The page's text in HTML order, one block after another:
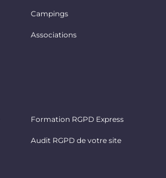
Campings
Associations
Formation RGPD Express
Audit RGPD de votre site